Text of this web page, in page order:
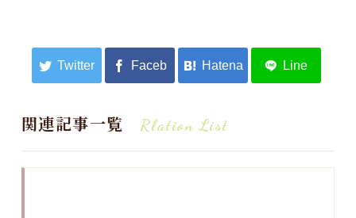
関連記事一覧 Rlation List